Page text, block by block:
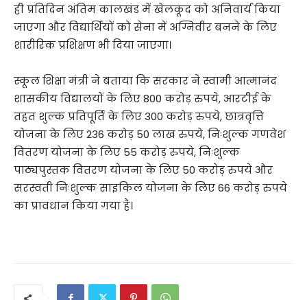
ही प्रतिदिन अंतिम कालखंड में खेलकूद को अनिवार्य किया
जाएगा और विद्यार्थियों को सेना में अग्निवीर बनने के लिए
शारीरिक प्रशिक्षण भी दिया जाएगा।
स्कूल शिक्षा मंत्री ने बताया कि सरकार ने स्वामी आत्मानंद
शासकीय विद्यालयों के लिए 800 करोड़ रुपये, आरटीई के
तहत शुल्क प्रतिपूर्ति के लिए 300 करोड़ रुपये, छात्रवृत्ति
योजना के लिए 236 करोड़ 50 लाख रुपये, निःशुल्क गणवेश
वितरण योजना के लिए 55 करोड़ रुपये, निःशुल्क
पाठ्यपुस्तक वितरण योजना के लिए 50 करोड़ रुपये और
सरस्वती निःशुल्क साइकिल योजना के लिए 66 करोड़ रुपये
का प्रावधान किया गया है।